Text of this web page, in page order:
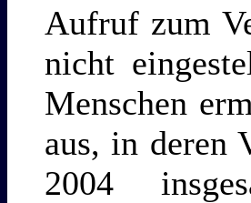
Aufruf zum
nicht
Menschen
aus, in deren
2004